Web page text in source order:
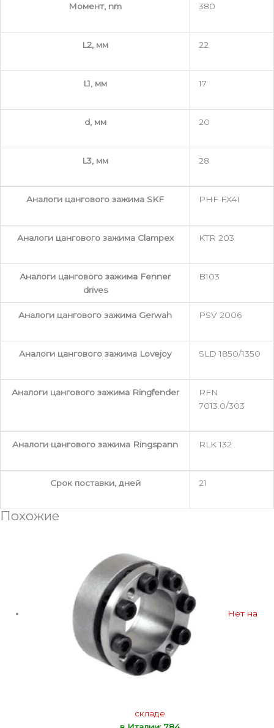
Момент, nm 380
L2, мм 22
L1, мм 17
d, мм 20
L3, мм 28
Аналоги цангового зажима SKF PHF FX41
Аналоги цангового зажима Clampex KTR 203
Аналоги цангового зажима Fenner
drives
B103
Аналоги цангового зажима Gerwah PSV 2006
Аналоги цангового зажима Lovejoy SLD 1850/1350
Аналоги цангового зажима Ringfender
RFN
7013.0/303
Аналоги цангового зажима Ringspann RLK 132
Срок поставки, дней 21
Похожие
Нет на
складе